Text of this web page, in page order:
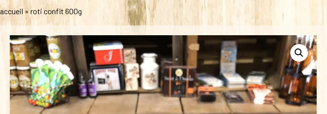
accueil »roti confit 600g